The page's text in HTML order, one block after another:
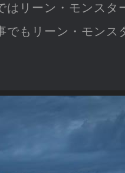
はリーン・モンスタ
でもリーン・モンス